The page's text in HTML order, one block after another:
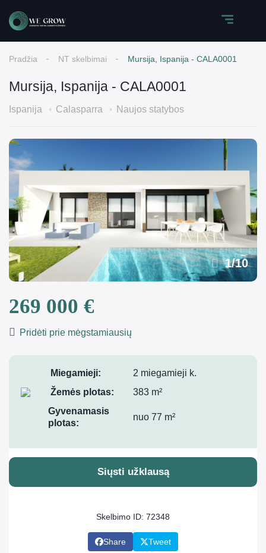
Pradžia NT skelbimai Mursija, Ispanija - CALA0001
Mursija, Ispanija - CALA0001
Ispanija Calasparra Naujos statybos
1/10
269 000 €
Pridėti prie mėgstamiausių
Miegamieji:
2 miegamieji k.
Žemės plotas:
383 m²
Gyvenamasis
plotas:
nuo 77 m²
Siųsti užklausą
Skelbimo ID: 72348
Share Tweet